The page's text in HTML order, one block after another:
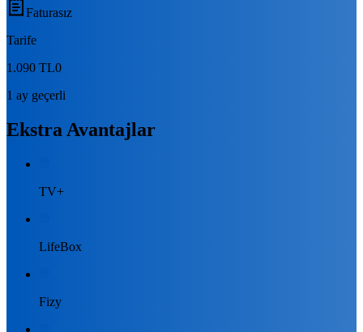
Faturasız
Tarife
1.090 TL0
1 ay geçerli
Ekstra Avantajlar
TV+
LifeBox
Fizy